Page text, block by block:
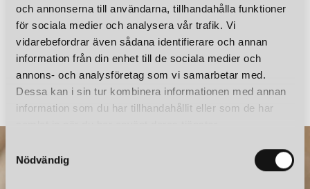
och annonserna till användarna, tillhandahålla funktioner
för sociala medier och analysera vår trafik. Vi
vidarebefordrar även sådana identifierare och annan
information från din enhet till de sociala medier och
annons- och analysföretag som vi samarbetar med.
Dessa kan i sin tur kombinera informationen med annan
information som du har tillhandahållit eller som de har
Nödvändig
3 995 kr
Du har sett 7 av 7 produkter